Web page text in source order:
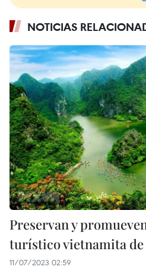
NOTICIAS
Preservan y
turístico vietnamita de
11/07/2023 02:59